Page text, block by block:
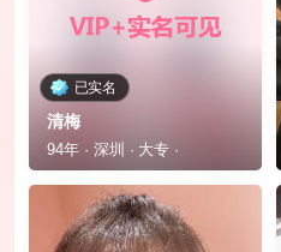
已实名
清梅
94年 · 深圳 · 大专 ·